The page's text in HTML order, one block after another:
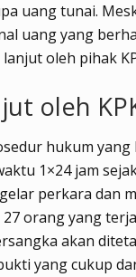
uang tunai.
uang yang
oleh pihak
oleh
hukum yang
1×24 jam
perkara dan
orang yang
akan
yang cukup